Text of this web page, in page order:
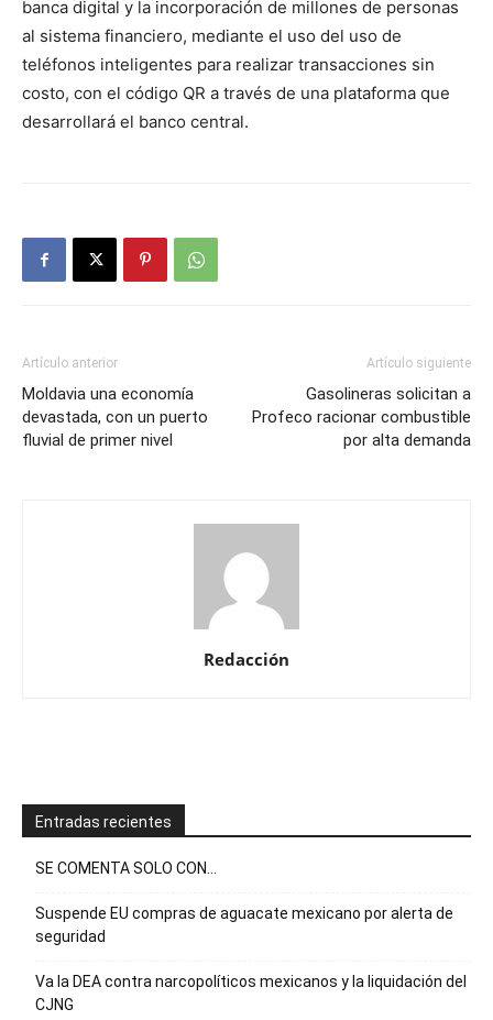
banca digital y la incorporación de millones de personas
al sistema financiero, mediante el uso del uso de
teléfonos inteligentes para realizar transacciones sin
costo, con el código QR a través de una plataforma que
desarrollará el banco central.
Artículo anterior
Moldavia una economía
devastada, con un puerto
fluvial de primer nivel
Artículo siguiente
Gasolineras solicitan a
Profeco racionar combustible
por alta demanda
Redacción
Entradas recientes
SE COMENTA SOLO CON…
Suspende EU compras de aguacate mexicano por alerta de
seguridad
Va la DEA contra narcopolíticos mexicanos y la liquidación del
CJNG